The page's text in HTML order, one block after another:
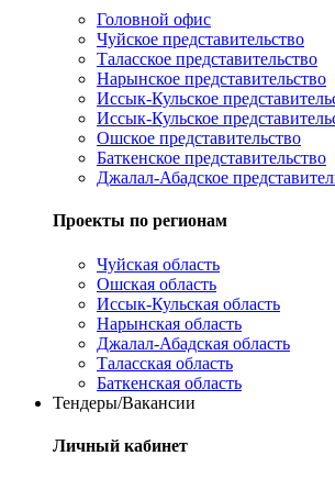
Головной офис
Чуйское представительство
Таласское представительство
Нарынское представительство
Иссык-Кульское
Иссык-Кульское
Ошское представительство
Баткенское представительство
Джалал-Абадское
Проекты по регионам
Чуйская область
Ошская область
Иссык-Кульская область
Нарынская область
Джалал-Абадская область
Таласская область
Баткенская область
Тендеры/Вакансии
Личный кабинет